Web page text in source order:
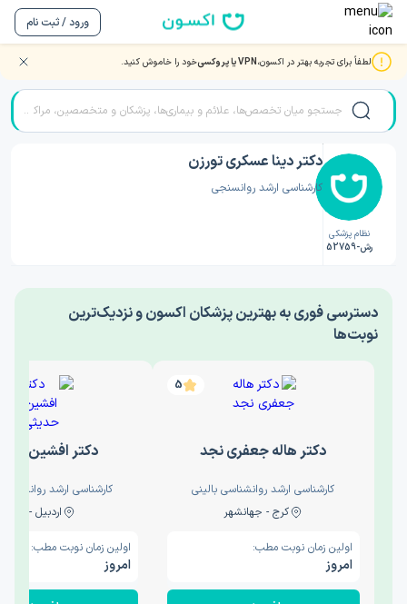
ورود / ثبت نام
لطفاً برای تجربه بهتر در اکسون،VPN یا پروکسی خود را خاموش کنید. صفحه اصلی/دکتر روانشناسی/دکتر دینا عسکری تورزن
نظام پزشکی
رش-52759
دکتر دینا عسکری تورزن
کارشناسی ارشد روانسنجی
‎دسترسی فوری به بهترین پزشکان اکسون و نزدیک‌ترین
نوبت‌ها
5
دکتر هاله جعفری نجد
کارشناسی ارشد روانشناسی بالینی
کرج - جهانشهر
اولین زمان نوبت مطب:
امروز
دکتر افشین
کارشناسی ارشد
اردبیل - والی
اولین زمان نوبت مطب:
امروز